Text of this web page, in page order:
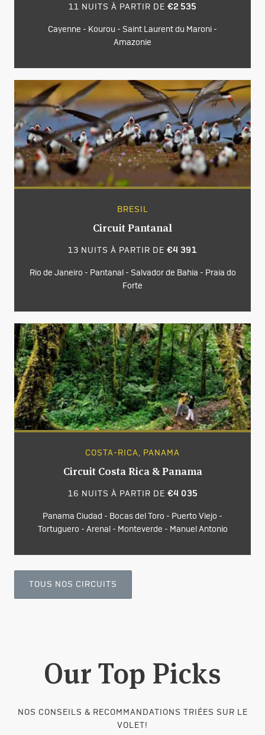
11 NUITS À PARTIR DE €2 535
Cayenne - Kourou - Saint Laurent du Maroni -
Amazonie
BRESIL
Circuit Pantanal
13 NUITS À PARTIR DE €4 391
Rio de Janeiro - Pantanal - Salvador de Bahia - Praia do
Forte
COSTA-RICA, PANAMA
Circuit Costa Rica & Panama
16 NUITS À PARTIR DE €4 035
Panama Ciudad - Bocas del Toro - Puerto Viejo -
Tortuguero - Arenal - Monteverde - Manuel Antonio
TOUS NOS CIRCUITS
Our Top Picks
NOS CONSEILS & RECOMMANDATIONS TRIÉES SUR LE
VOLET!